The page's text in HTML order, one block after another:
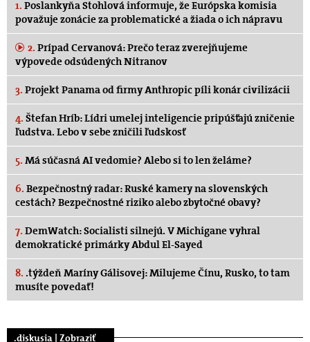
1. Poslankyňa Stohlová informuje, že Európska komisia
považuje zonácie za problematické a žiada o ich nápravu
2. Prípad Cervanová: Prečo teraz zverejňujeme
výpovede odsúdených Nitranov
3. Projekt Panama od firmy Anthropic píli konár civilizácii
4. Štefan Hríb: Lídri umelej inteligencie pripúšťajú zničenie
ľudstva. Lebo v sebe zničili ľudskosť
5. Má súčasná AI vedomie? Alebo si to len želáme?
6. Bezpečnostný radar: Ruské kamery na slovenských
cestách? Bezpečnostné riziko alebo zbytočné obavy?
7. DemWatch: Socialisti silnejú. V Michigane vyhral
demokratické primárky Abdul El-Sayed
8. .týždeň Maríny Gálisovej: Milujeme Čínu, Rusko, to tam
musíte povedať!
.diskusia | Zobraziť